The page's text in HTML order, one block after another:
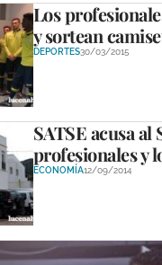
Los
y sortean
DEPORTES30/03/2015
SATSE acusa
profesionales y
ECONOMÍA12/09/2014